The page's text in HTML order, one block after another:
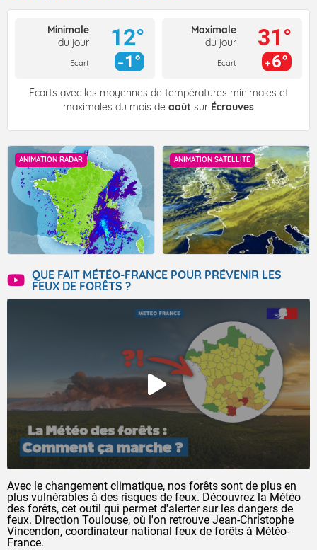
Minimale
du jour
Ecart
12°
1°
Maximale
du jour
Ecart
31°
6°
Écarts avec les moyennes de températures minimales et
maximales du mois de août sur Écrouves
ANIMATION RADAR ANIMATION SATELLITE
QUE FAIT MÉTÉO-FRANCE POUR PRÉVENIR LES
FEUX DE FORÊTS ?
Avec le changement climatique, nos forêts sont de plus en
plus vulnérables à des risques de feux. Découvrez la Météo
des forêts, cet outil qui permet d'alerter sur les dangers de
feux. Direction Toulouse, où l'on retrouve Jean-Christophe
Vincendon, coordinateur national feux de forêts à Météo-
France.